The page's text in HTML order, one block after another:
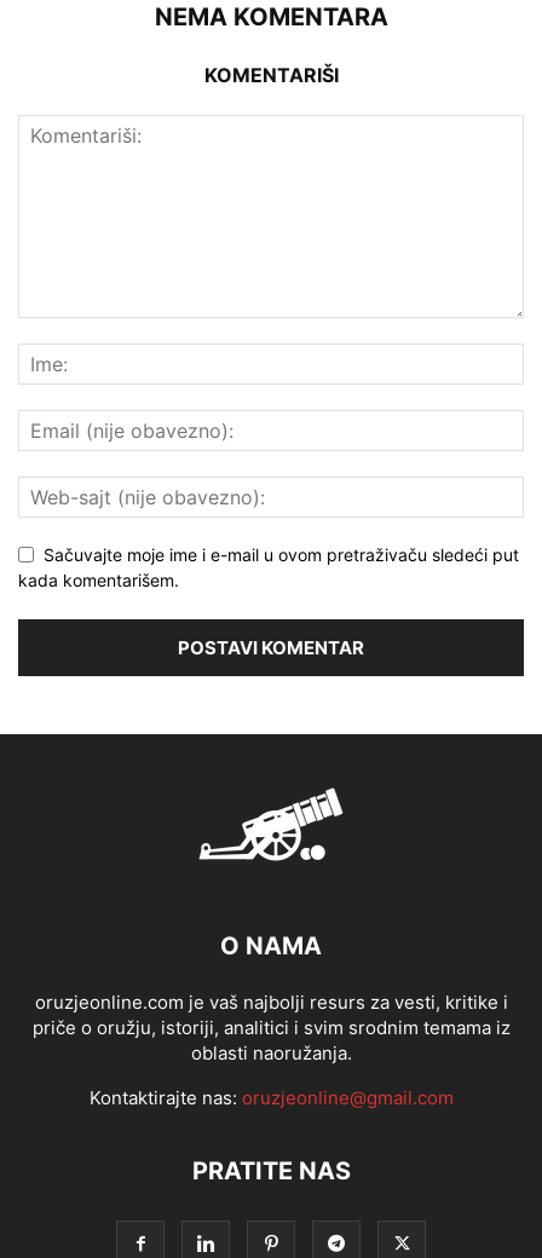
NEMA KOMENTARA
KOMENTARIŠI
Sačuvajte moje ime i e-mail u ovom pretraživaču sledeći put
kada komentarišem.
O NAMA
oruzjeonline.com je vaš najbolji resurs za vesti, kritike i
priče o oružju, istoriji, analitici i svim srodnim temama iz
oblasti naoružanja.
Kontaktirajte nas: oruzjeonline@gmail.com
PRATITE NAS